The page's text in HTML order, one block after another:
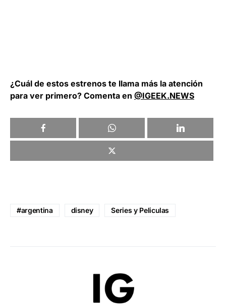
¿Cuál de estos estrenos te llama más la atención
para ver primero? Comenta en @IGEEK.NEWS
#argentina disney Series y Peliculas